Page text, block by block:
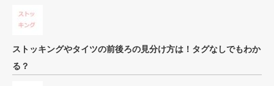
ストッキングやタイツの前後ろの見分け方は！タグなしでもわか
る？